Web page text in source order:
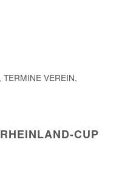
TERMINE VEREIN,
CUP